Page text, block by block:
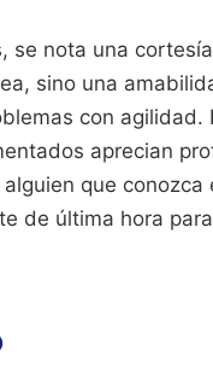
se nota una
sino una
con agilidad.
aprecian
que conozca
de última hora